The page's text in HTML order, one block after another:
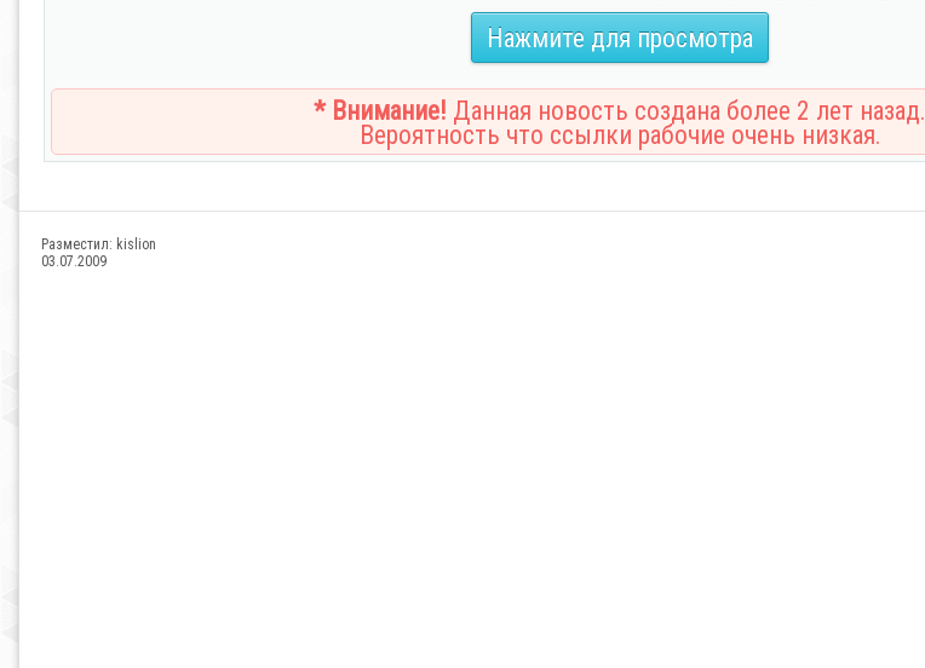
Нажмите для просмотра
* Внимание! Данная новость создана более 2 лет назад.
Вероятность что ссылки рабочие очень низкая.
Разместил: kislion
03.07.2009